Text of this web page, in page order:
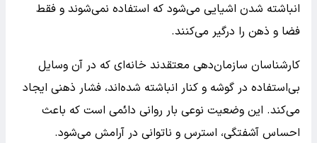
انباشته شدن اشیایی می‌شود که استفاده نمی‌شوند و فقط
فضا و ذهن را درگیر می‌کنند.
کارشناسان سازمان‌دهی معتقدند خانه‌ای که در آن وسایل
بی‌استفاده در گوشه و کنار انباشته شده‌اند، فشار ذهنی ایجاد
می‌کند. این وضعیت نوعی بار روانی دائمی است که باعث
احساس آشفتگی، استرس و ناتوانی در آرامش می‌شود.